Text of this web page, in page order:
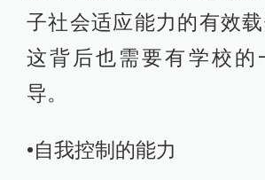
子社会适应能力的有效载
这背后也需要有学校的
导。
•自我控制的能力